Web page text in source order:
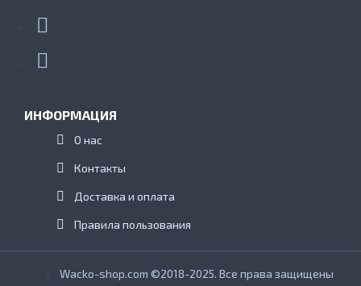
ИНФОРМАЦИЯ
О нас
Контакты
Доставка и оплата
Правила пользования
Wacko-shop.com ©2018-2025. Все права защищены